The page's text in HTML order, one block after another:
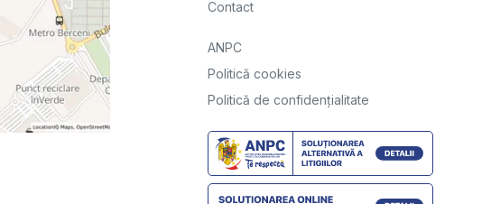
Contact
ANPC
Politică cookies
Politică de confidențialitate